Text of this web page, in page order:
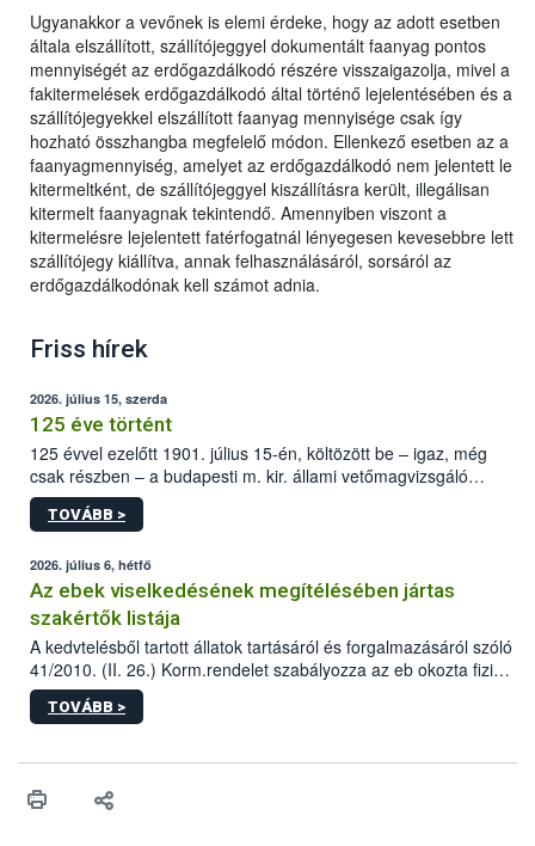
Ugyanakkor a vevőnek is elemi érdeke, hogy az adott esetben
általa elszállított, szállítójeggyel dokumentált faanyag pontos
mennyiségét az erdőgazdálkodó részére visszaigazolja, mivel a
fakitermelések erdőgazdálkodó által történő lejelentésében és a
szállítójegyekkel elszállított faanyag mennyisége csak így
hozható összhangba megfelelő módon. Ellenkező esetben az a
faanyagmennyiség, amelyet az erdőgazdálkodó nem jelentett le
kitermeltként, de szállítójeggyel kiszállításra került, illegálisan
kitermelt faanyagnak tekintendő. Amennyiben viszont a
kitermelésre lejelentett fatérfogatnál lényegesen kevesebbre lett
szállítójegy kiállítva, annak felhasználásáról, sorsáról az
erdőgazdálkodónak kell számot adnia.
Friss hírek
2026. július 15, szerda
125 éve történt
125 évvel ezelőtt 1901. július 15-én, költözött be – igaz, még
csak részben – a budapesti m. kir. állami vetőmagvizsgáló
állomás a Kis Rókus utca 15. szám alatti, Czigler Győző által
tervezett új épületébe.
TOVÁBB >
2026. július 6, hétfő
Az ebek viselkedésének megítélésében jártas
szakértők listája
A kedvtelésből tartott állatok tartásáról és forgalmazásáról szóló
41/2010. (II. 26.) Korm.rendelet szabályozza az eb okozta fizikai
sérülés, illetve ennek veszélye keletkezésekor felmerülő
hatósági feladatokat, valamint a veszélyes eb tartását és annak
vonni az ebek viselkedésének megítélésében jártas szakértőt.
TOVÁBB >